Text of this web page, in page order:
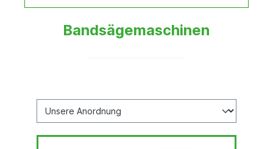
Bandsägemaschinen